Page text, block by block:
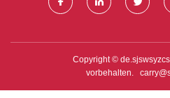
Copyright ©
vorbehalten.